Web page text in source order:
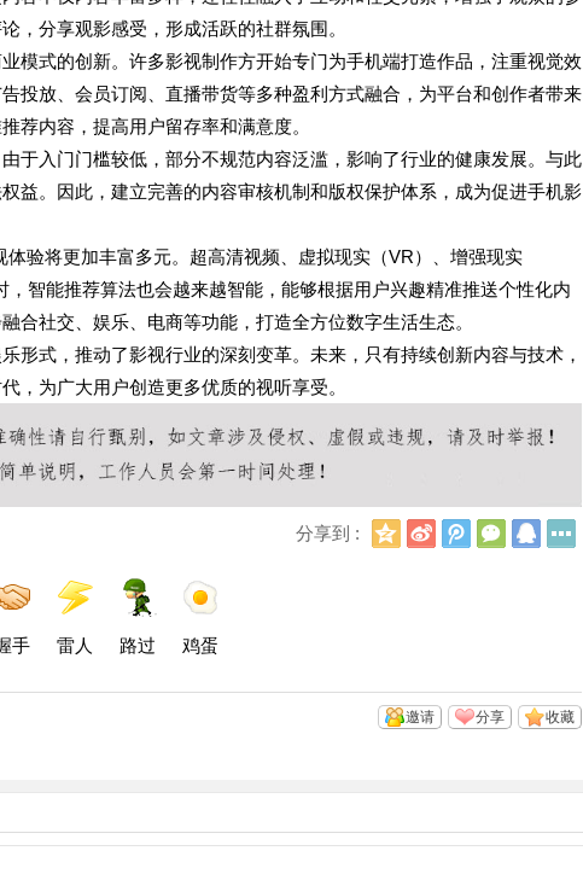
，分享观影感受，形成活跃的社群氛围。
模式的创新。许多影视制作方开始专门为手机端打造作品，注重视觉效
投放、会员订阅、直播带货等多种盈利方式融合，为平台和创作者带来
荐内容，提高用户留存率和满意度。
于入门门槛较低，部分不规范内容泛滥，影响了行业的健康发展。与此
益。因此，建立完善的内容审核机制和版权保护体系，成为促进手机影
验将更加丰富多元。超高清视频、虚拟现实（VR）、增强现实
，智能推荐算法也会越来越智能，能够根据用户兴趣精准推送个性化内
合社交、娱乐、电商等功能，打造全方位数字生活生态。
形式，推动了影视行业的深刻变革。未来，只有持续创新内容与技术，
，为广大用户创造更多优质的视听享受。
分享到 :
Q
新
浪
腾
讯
微
信
Q
手 雷人 路过 鸡蛋
收藏
分享
邀请